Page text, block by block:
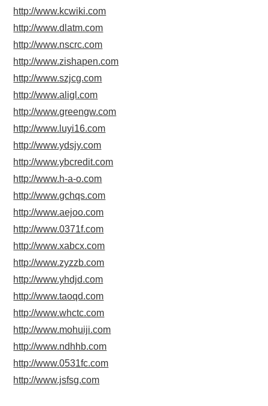
http://www.kcwiki.com
http://www.dlatm.com
http://www.nscrc.com
http://www.zishapen.com
http://www.szjcg.com
http://www.aligl.com
http://www.greengw.com
http://www.luyi16.com
http://www.ydsjy.com
http://www.ybcredit.com
http://www.h-a-o.com
http://www.gchqs.com
http://www.aejoo.com
http://www.0371f.com
http://www.xabcx.com
http://www.zyzzb.com
http://www.yhdjd.com
http://www.taoqd.com
http://www.whctc.com
http://www.mohuiji.com
http://www.ndhhb.com
http://www.0531fc.com
http://www.jsfsg.com